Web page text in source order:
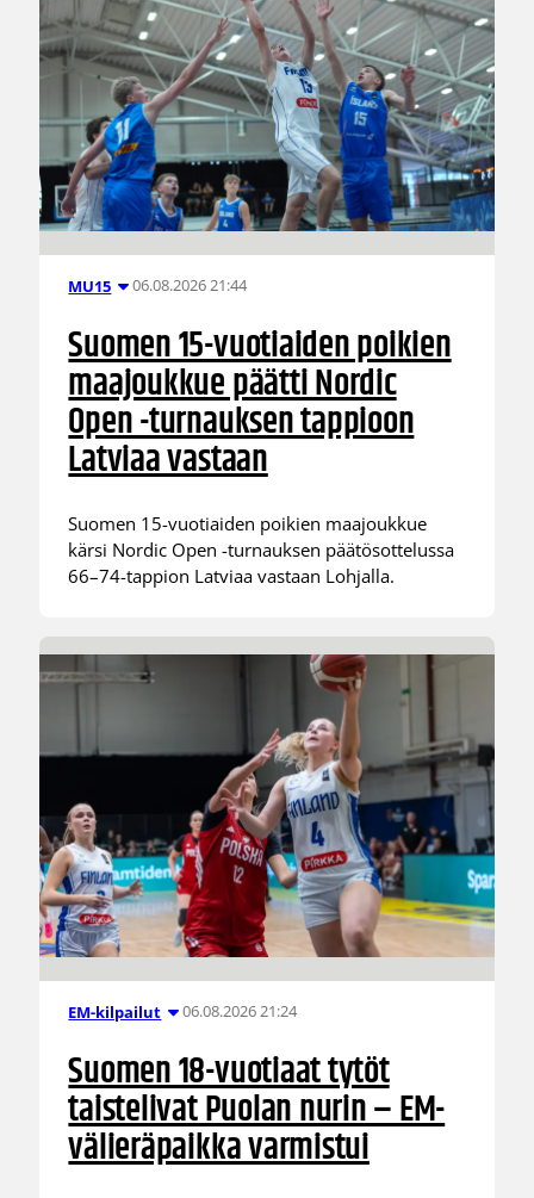
MU15 06.08.2026 21:44
Suomen 15-vuotiaiden poikien
maajoukkue päätti Nordic
Open -turnauksen tappioon
Latviaa vastaan
Suomen 15-vuotiaiden poikien maajoukkue
kärsi Nordic Open -turnauksen päätösottelussa
66–74-tappion Latviaa vastaan Lohjalla.
EM-kilpailut 06.08.2026 21:24
Suomen 18-vuotiaat tytöt
taistelivat Puolan nurin – EM-
välieräpaikka varmistui